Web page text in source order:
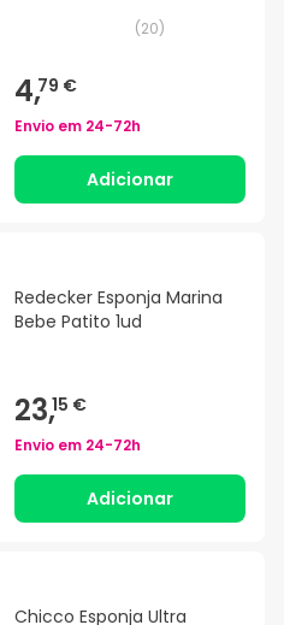
(20)
4,79 €
Envio em 24-72h
Adicionar
Redecker Esponja Marina
Bebe Patito 1ud
23,15 €
Envio em 24-72h
Adicionar
Chicco Esponja Ultra